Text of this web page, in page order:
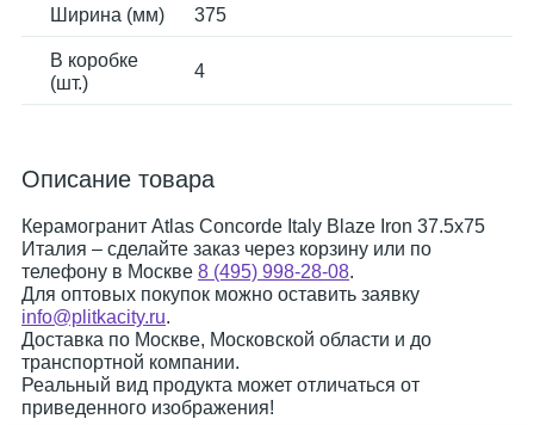
Ширина (мм) 375
В коробке
(шт.)
4
Описание товара
Керамогранит Atlas Concorde Italy Blaze Iron 37.5x75
Италия – сделайте заказ через корзину или по
телефону в Москве 8 (495) 998-28-08.
Для оптовых покупок можно оставить заявку
info@plitkacity.ru.
Доставка по Москве, Московской области и до
транспортной компании.
Реальный вид продукта может отличаться от
приведенного изображения!